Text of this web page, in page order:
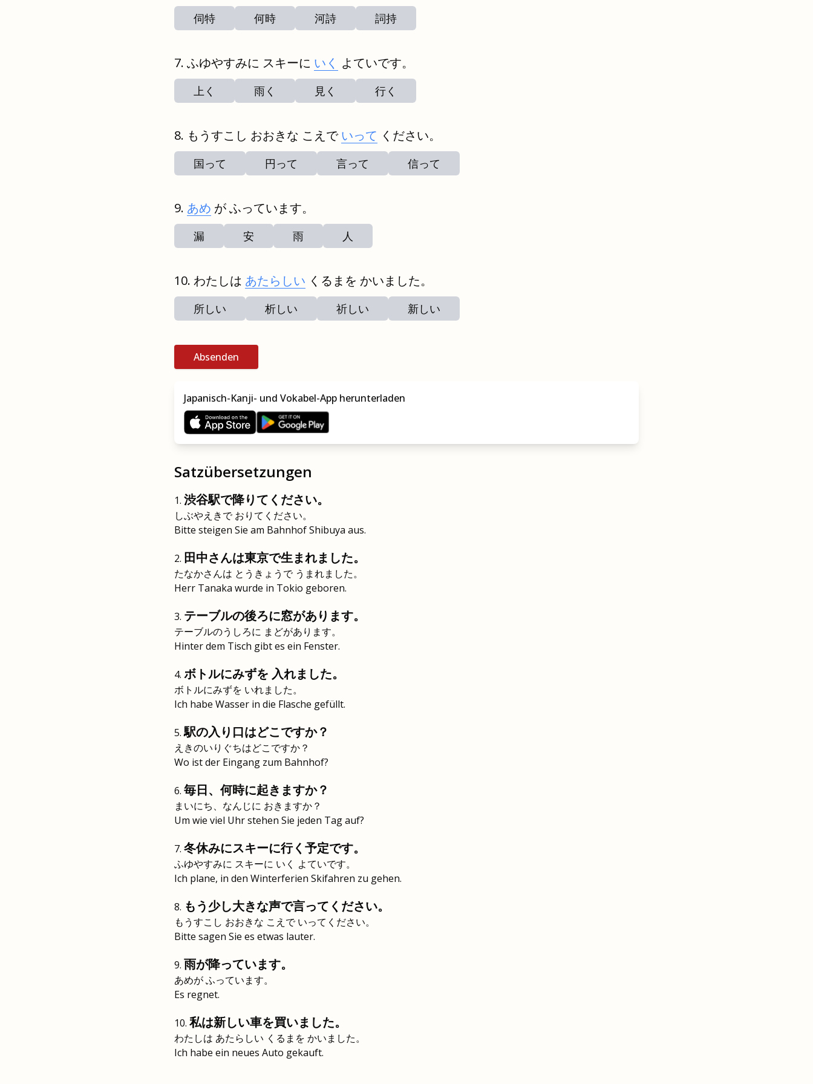
伺特 何時 河詩 詞持
ふゆやすみに スキーに いく よていです。
上く 雨く 見く 行く
もうすこし おおきな こえでいって ください。
国って 円って 言って 信って
あめ が ふっています。
漏 安 雨 人
わたしは あたらしい くるまを かいました。
所しい 析しい 祈しい 新しい
Absenden
Japanisch-Kanji- und Vokabel-App herunterladen
Satzübersetzungen
渋谷駅で降りてください。
しぶやえきで おりてください。
Bitte steigen Sie am Bahnhof Shibuya aus.
田中さんは東京で生まれました。
たなかさんは とうきょうで うまれました。
Herr Tanaka wurde in Tokio geboren.
テーブルの後ろに窓があります。
テーブルのうしろに まどがあります。
Hinter dem Tisch gibt es ein Fenster.
ボトルにみずを 入れました。
ボトルにみずを いれました。
Ich habe Wasser in die Flasche gefüllt.
駅の入り口はどこですか？
えきのいりぐちはどこですか？
Wo ist der Eingang zum Bahnhof?
毎日、何時に起きますか？
まいにち、なんじに おきますか？
Um wie viel Uhr stehen Sie jeden Tag auf?
冬休みにスキーに行く予定です。
ふゆやすみに スキーに いく よていです。
Ich plane, in den Winterferien Skifahren zu gehen.
もう少し大きな声で言ってください。
もうすこし おおきな こえで いってください。
Bitte sagen Sie es etwas lauter.
雨が降っています。
あめが ふっています。
Es regnet.
私は新しい車を買いました。
わたしは あたらしい くるまを かいました。
Ich habe ein neues Auto gekauft.